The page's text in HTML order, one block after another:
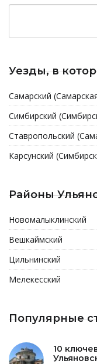
Уезды, в
Самарский
Симбирский
Ставропольский
Карсунский
Районы
Новомалыклинский
Вешкаймский
Цильнинский
Мелекесский
Популярные
10